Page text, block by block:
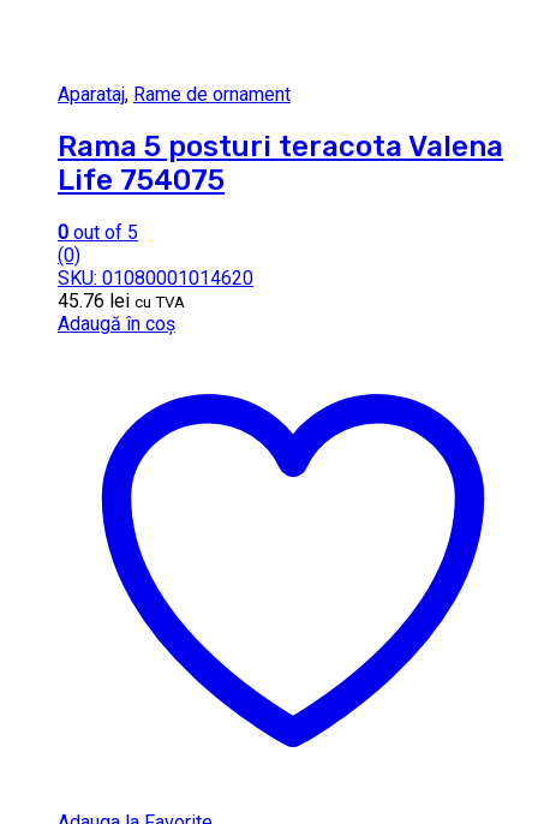
Aparataj, Rame de ornament
Rama 5 posturi teracota Valena
Life 754075
0 out of 5
(0)
SKU: 01080001014620
45.76 lei cu TVA
Adaugă în coș